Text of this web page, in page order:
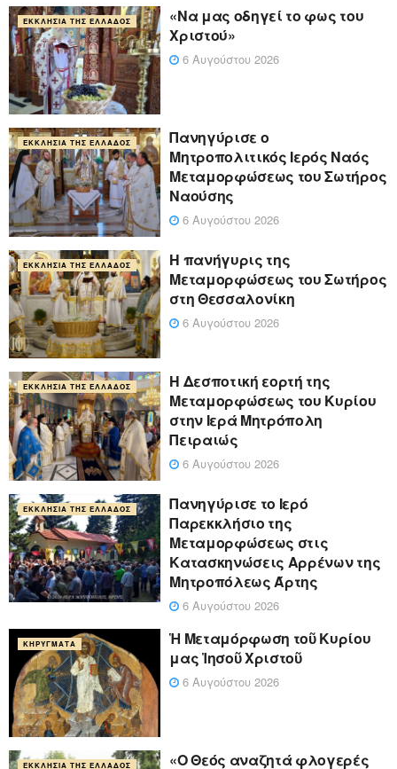
ΕΚΚΛΗΣΊΑ ΤΗΣ ΕΛΛΆΔΟΣ
«Να μας οδηγεί το φως του
Χριστού»
6 Αυγούστου 2026
ΕΚΚΛΗΣΊΑ ΤΗΣ ΕΛΛΆΔΟΣ
Πανηγύρισε ο
Μητροπολιτικός Ιερός Ναός
Μεταμορφώσεως του Σωτήρος
Ναούσης
6 Αυγούστου 2026
ΕΚΚΛΗΣΊΑ ΤΗΣ ΕΛΛΆΔΟΣ
Η πανήγυρις της
Μεταμορφώσεως του Σωτήρος
στη Θεσσαλονίκη
6 Αυγούστου 2026
ΕΚΚΛΗΣΊΑ ΤΗΣ ΕΛΛΆΔΟΣ
Η Δεσποτική εορτή της
Μεταμορφώσεως του Κυρίου
στην Ιερά Μητρόπολη
Πειραιώς
6 Αυγούστου 2026
ΕΚΚΛΗΣΊΑ ΤΗΣ ΕΛΛΆΔΟΣ
Πανηγύρισε το Ιερό
Παρεκκλήσιο της
Μεταμορφώσεως στις
Κατασκηνώσεις Αρρένων της
Μητροπόλεως Άρτης
6 Αυγούστου 2026
ΚΗΡΎΓΜΑΤΑ
Ἡ Μεταμόρφωση τοῦ Κυρίου
μας Ἰησοῦ Χριστοῦ
6 Αυγούστου 2026
ΕΚΚΛΗΣΊΑ ΤΗΣ ΕΛΛΆΔΟΣ «Ο Θεός αναζητά φλογερές